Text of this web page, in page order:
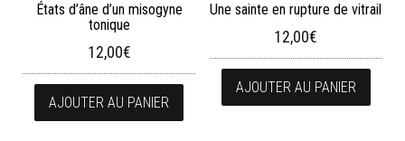
États d’âne d’un misogyne
tonique
12,00€
AJOUTER AU PANIER
Une sainte en rupture de vitrail
12,00€
AJOUTER AU PANIER